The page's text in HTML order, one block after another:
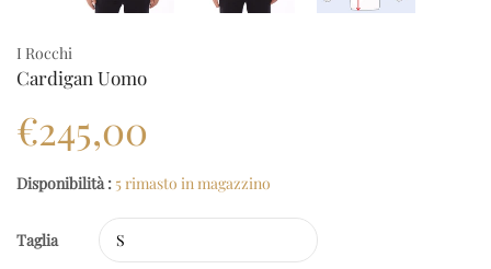
I Rocchi
Cardigan Uomo
€245,00
Disponibilità : 5 rimasto in magazzino
Taglia